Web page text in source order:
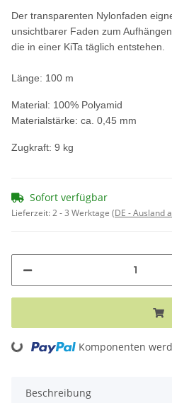
Der transparenten Nylonfaden
unsichtbarer Faden zum
die in einer KiTa täglich entstehen.
Länge: 100 m
Material: 100% Polyamid
Materialstärke: ca. 0,45 mm
Zugkraft: 9 kg
Sofort verfügbar
Lieferzeit:2 - 3 Werktage (DE - Ausland
Loading... Komponenten
Beschreibung